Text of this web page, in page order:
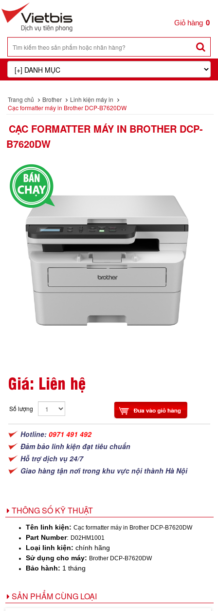
0
Trang chủ Brother
Linh kiện máy in
Cạc formatter máy in Brother DCP-B7620DW
CẠC FORMATTER MÁY IN BROTHER DCP-
B7620DW
Giá: Liên hệ
Số lượng
Hotline: 0971 491 492
Đảm bảo linh kiện đạt tiêu chuẩn
Hỗ trợ dịch vụ 24/7
Giao hàng tận nơi trong khu vực nội thành Hà Nội
THÔNG SỐ KỸ THUẬT
Tên linh kiện: Cạc formatter máy in Brother DCP-B7620DW
Part Number: D02HM1001
Loại linh kiện: chính hãng
Sử dụng cho máy: Brother DCP-B7620DW
Bảo hành: 1 tháng
SẢN PHẨM CÙNG LOẠI